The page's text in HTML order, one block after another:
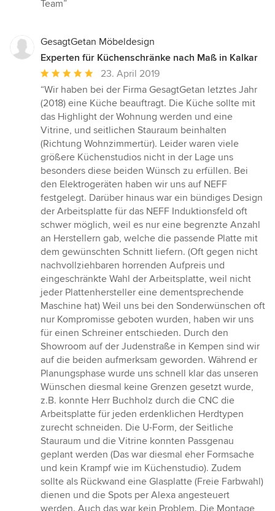
Team”
GesagtGetan Möbeldesign
Experten für Küchenschränke nach Maß in Kalkar
Durchschnittliche
Bewertung:
5
von
5
Sternen
23. April 2019
“Wir haben bei der Firma GesagtGetan letztes Jahr
(2018) eine Küche beauftragt. Die Küche sollte mit
das Highlight der Wohnung werden und eine
Vitrine, und seitlichen Stauraum beinhalten
(Richtung Wohnzimmertür). Leider waren viele
größere Küchenstudios nicht in der Lage uns
besonders diese beiden Wünsch zu erfüllen. Bei
den Elektrogeräten haben wir uns auf NEFF
festgelegt. Darüber hinaus war ein bündiges Design
der Arbeitsplatte für das NEFF Induktionsfeld oft
schwer möglich, weil es nur eine begrenzte Anzahl
an Herstellern gab, welche die passende Platte mit
dem gewünschten Schnitt liefern. (Oft gegen nicht
nachvollziehbaren horrenden Aufpreis und
eingeschränkte Wahl der Arbeitsplatte, weil nicht
jeder Plattenhersteller eine dementsprechende
Maschine hat) Weil uns bei den Sonderwünschen oft
nur Kompromisse geboten wurden, haben wir uns
für einen Schreiner entschieden. Durch den
Showroom auf der Judenstraße in Kempen sind wir
auf die beiden aufmerksam geworden. Während er
Planungsphase wurde uns schnell klar das unseren
Wünschen diesmal keine Grenzen gesetzt wurde,
z.B. konnte Herr Buchholz durch die CNC die
Arbeitsplatte für jeden erdenklichen Herdtypen
zurecht schneiden. Die U-Form, der Seitliche
Stauraum und die Vitrine konnten Passgenau
geplant werden (Das war diesmal eher Formsache
und kein Krampf wie im Küchenstudio). Zudem
sollte als Rückwand eine Glasplatte (Freie Farbwahl)
dienen und die Spots per Alexa angesteuert